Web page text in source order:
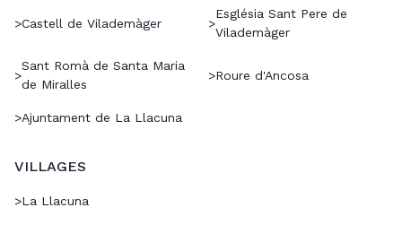
>Castell de Vilademàger >
Església Sant Pere de
Vilademàger
>
Sant Romà de Santa Maria
de Miralles
>Roure d'Ancosa
>Ajuntament de La Llacuna
VILLAGES
>La Llacuna